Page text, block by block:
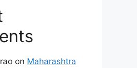
on Maharashtra